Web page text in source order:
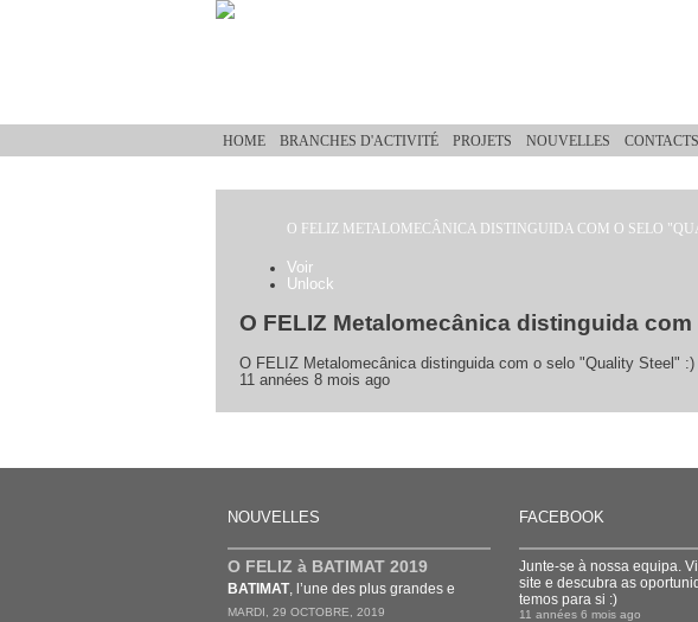
HOME BRANCHES D'ACTIVITÉ PROJETS NOUVELLES CONTACTS
O FELIZ METALOMECÂNICA DISTINGUIDA COM O SELO
Onglets principaux
Voir
Unlock
O FELIZ Metalomecânica distinguida
O FELIZ Metalomecânica distinguida com o selo "Quality Steel" :)
11 années 8 mois ago
NOUVELLES
O FELIZ à BATIMAT 2019
BATIMAT, l’une des plus grandes e
MARDI, 29 OCTOBRE, 2019
FACEBOOK
Junte-se à nossa equipa.
site e descubra as
temos para si :)
11 années 6 mois ago